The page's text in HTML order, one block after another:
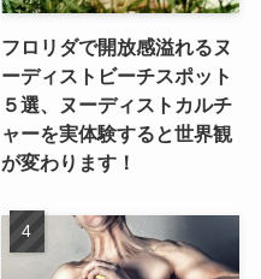
フロリダで開放感溢れるヌ
ーディストビーチスポット
５選、ヌーディストカルチ
ャーを実体験すると世界観
が変わります！